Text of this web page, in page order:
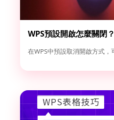
WPS預設開啟怎麼關閉？